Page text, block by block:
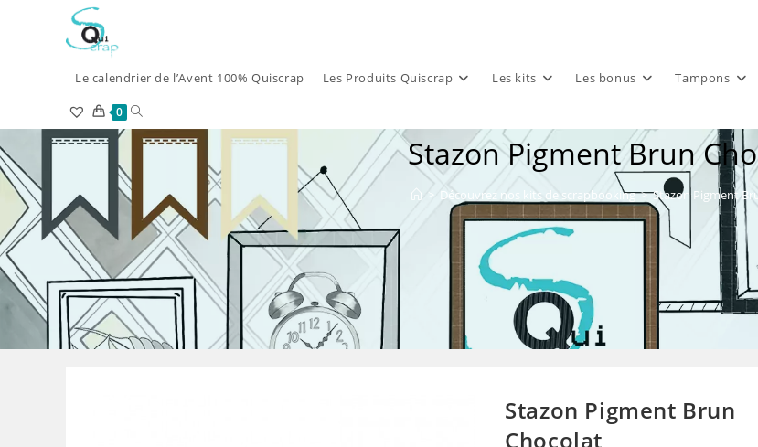
Le calendrier de l’Avent 100% Quiscrap Les Produits Quiscrap Les kits Les bonus Tampons
0 Toggle
website
search
Stazon Pigment Brun
> Découvrez nos kits de scrapbooking > Stazon Pigment
Stazon Pigment Brun
Chocolat